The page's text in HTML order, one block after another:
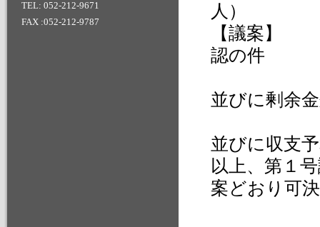
TEL: 052-212-9671
FAX :052-212-9787
人）
【議案】
認の件
並びに剰余
並びに収支
以上、第１
案どおり可